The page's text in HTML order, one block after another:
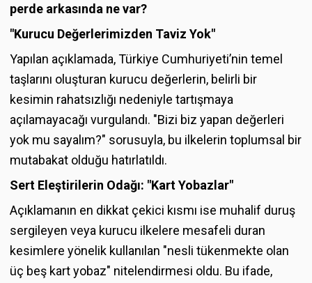
perde arkasında ne var?
"Kurucu Değerlerimizden Taviz Yok"
Yapılan açıklamada, Türkiye Cumhuriyeti’nin temel
taşlarını oluşturan kurucu değerlerin, belirli bir
kesimin rahatsızlığı nedeniyle tartışmaya
açılamayacağı vurgulandı. "Bizi biz yapan değerleri
yok mu sayalım?" sorusuyla, bu ilkelerin toplumsal bir
mutabakat olduğu hatırlatıldı.
Sert Eleştirilerin Odağı: "Kart Yobazlar"
Açıklamanın en dikkat çekici kısmı ise muhalif duruş
sergileyen veya kurucu ilkelere mesafeli duran
kesimlere yönelik kullanılan "nesli tükenmekte olan
üç beş kart yobaz" nitelendirmesi oldu. Bu ifade,